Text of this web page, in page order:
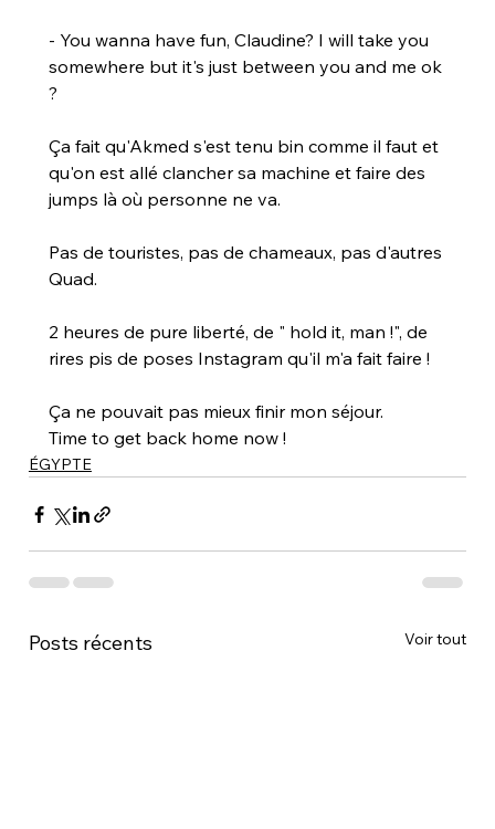
- You wanna have fun, Claudine? I will take you
somewhere but it's just between you and me ok
?
Ça fait qu'Akmed s'est tenu bin comme il faut et
qu'on est allé clancher sa machine et faire des
jumps là où personne ne va.
Pas de touristes, pas de chameaux, pas d'autres
Quad.
2 heures de pure liberté, de " hold it, man !", de
rires pis de poses Instagram qu'il m'a fait faire !
Ça ne pouvait pas mieux finir mon séjour.
Time to get back home now !
ÉGYPTE
Posts récents Voir tout